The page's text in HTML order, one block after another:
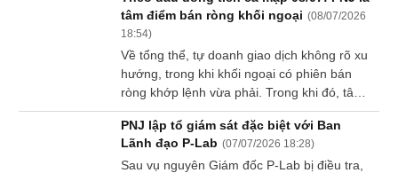
tâm điểm bán ròng khối ngoại (08/07/2026
18:54)
Về tổng thể, tự doanh giao dịch không rõ xu
hướng, trong khi khối ngoại có phiên bán
ròng khớp lệnh vừa phải. Trong khi đó, tâm
điểm của ngày 08/07 là việc tự doanh tập
trung mua mạnh MWG và khối ngoại bán
mạnh PNJ.
PNJ lập tổ giám sát đặc biệt với Ban
Lãnh đạo P-Lab (07/07/2026 18:28)
Sau vụ nguyên Giám đốc P-Lab bị điều tra,